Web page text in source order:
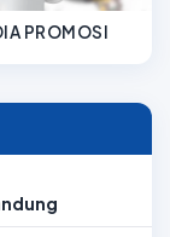
PROMOSI